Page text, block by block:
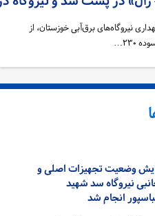
نیروگاه‌های برق‌آبی خوزستان، از
وضعیت تجهیزات اصلی و
نیروگاه سد شهید
انجام شد